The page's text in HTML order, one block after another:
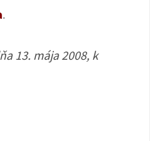
.
13. mája 2008, k